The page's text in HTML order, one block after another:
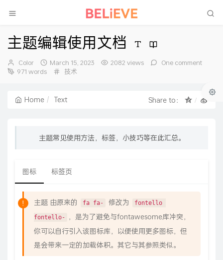
主题编辑使用文档
Author：
Color
发
布
March 15, 2023 2082 views
One comment
971 words
Categories：
技术
Home Text Share to：
主题常见使用方法，标签，小技巧等在此汇总。
图标 标签页
主题 由原来的 fa fa- 修改为 fontello
fontello-
，是为了避免与fontawesome库冲突，
你可以自行引入该图标库，以便使用更多图标，但
是会带来一定的加载体积。其它与其参照类似。